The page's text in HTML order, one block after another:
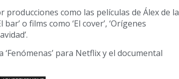
producciones como las películas de Álex de la
o films como ‘El cover’, ‘Orígenes
para Netflix y el documental